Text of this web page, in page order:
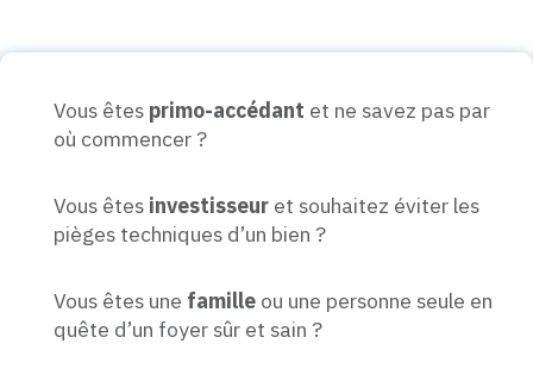
Vous êtes primo-accédant et ne savez pas par
où commencer ?
Vous êtes investisseur et souhaitez éviter les
pièges techniques d’un bien ?
Vous êtes une famille ou une personne seule en
quête d’un foyer sûr et sain ?